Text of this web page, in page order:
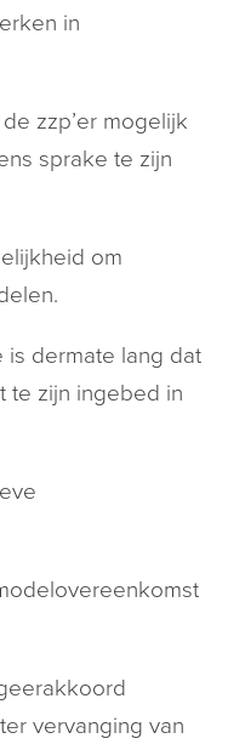
in
zzp’er mogelijk
sprake te zijn
om
is dermate lang dat
te zijn ingebed in
vervanging van